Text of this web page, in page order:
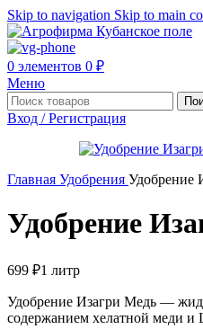
Skip to navigation Skip to main
0 элементов 0 ₽
Меню
Вход / Регистрация
Главная Удобрения Удобрение
Удобрение
699 ₽1 литр
Удобрение Изагри Медь —
содержанием хелатной меди